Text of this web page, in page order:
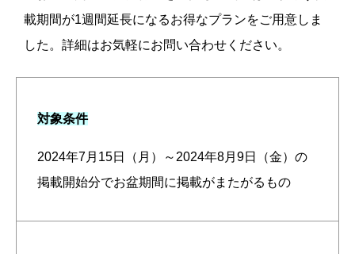
載期間が1週間延長になるお得なプランをご用意しま
した。詳細はお気軽にお問い合わせください。
対象条件
2024年7月15日（月）～2024年8月9日（金）の
掲載開始分でお盆期間に掲載がまたがるもの